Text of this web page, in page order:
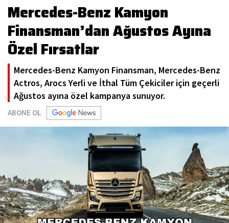
Mercedes-Benz Kamyon
Finansman’dan Ağustos Ayına
Özel Fırsatlar
Mercedes-Benz Kamyon Finansman, Mercedes-Benz
Actros, Arocs Yerli ve İthal Tüm Çekiciler için geçerli
Ağustos ayına özel kampanya sunuyor.
ABONE OL